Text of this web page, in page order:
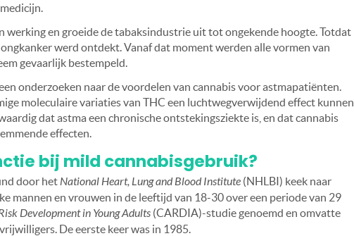
werking en groeide de tabaksindustrie uit tot ongekende hoogte. Totdat
werd ontdekt. Vanaf dat moment werden alle vormen van
gevaarlijk bestempeld.
onderzoeken naar de voordelen van cannabis voor astmapatiënten.
moleculaire variaties van THC een luchtwegverwijdend effect kunnen
dat astma een chronische ontstekingsziekte is, en dat cannabis
effecten.
bij mild cannabisgebruik?
door het National Heart, Lung and Blood Institute (NHLBI) keek naar
mannen en vrouwen in de leeftijd van 18-30 over een periode van 29
Development in Young Adults (CARDIA)-studie genoemd en omvatte
De eerste keer was in 1985.